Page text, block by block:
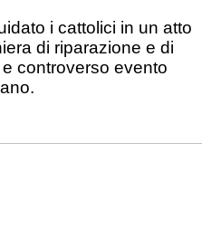
i cattolici in un atto
di riparazione e di
controverso evento